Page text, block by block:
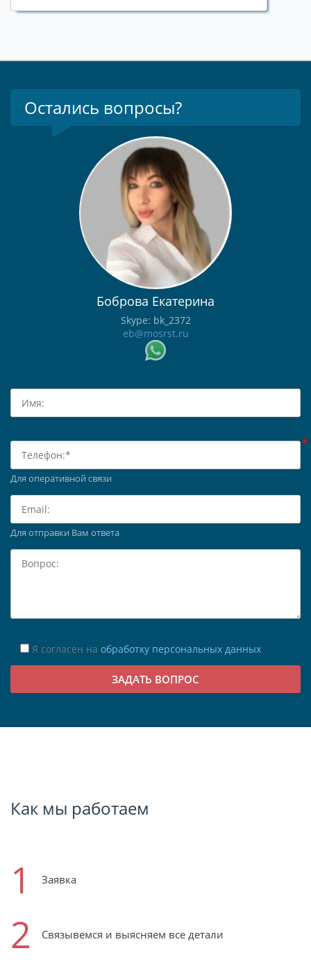
Остались вопросы?
Боброва Екатерина
Skype: bk_2372
eb@mosrst.ru
Для оперативной связи
Для отправки Вам ответа
Я согласен на обработку персональных данных
Как мы работаем
1 Заявка
2 Связывемся и выясняем все детали